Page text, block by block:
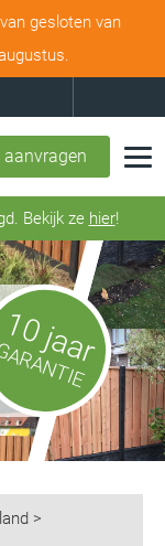
gesloten van
Bekijk ze hier!
10 jaar
>